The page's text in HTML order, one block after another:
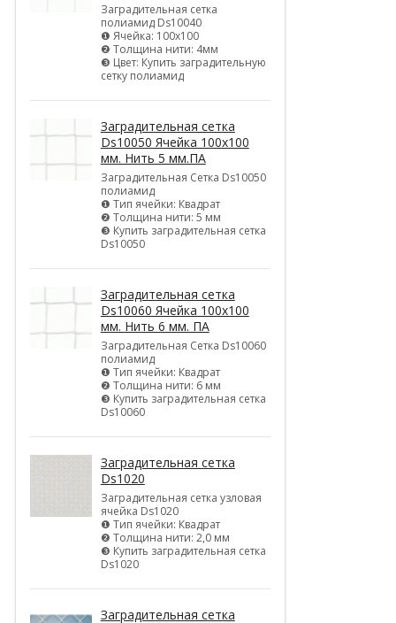
Заградительная сетка
полиамид Ds10040
❶ Ячейка: 100х100
❷ Толщина нити: 4мм
❸ Цвет: Купить заградительную
сетку полиамид
Заградительная сетка
Ds10050 Ячейка 100х100
мм. Нить 5 мм.ПА
Заградительная Сетка Ds10050
полиамид
❶ Тип ячейки: Квадрат
❷ Толщина нити: 5 мм
❸ Купить заградительная сетка
Ds10050
Заградительная сетка
Ds10060 Ячейка 100х100
мм. Нить 6 мм. ПА
Заградительная Сетка Ds10060
полиамид
❶ Тип ячейки: Квадрат
❷ Толщина нити: 6 мм
❸ Купить заградительная сетка
Ds10060
Заградительная сетка
Ds1020
Заградительная сетка узловая
ячейка Ds1020
❶ Тип ячейки: Квадрат
❷ Толщина нити: 2,0 мм
❸ Купить заградительная сетка
Ds1020
Заградительная сетка